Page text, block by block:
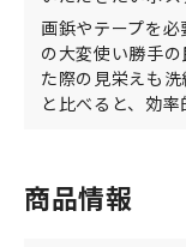
画鋲やテープを
の大変使い勝手
た際の見栄えも
と比べると、効率
商品情報